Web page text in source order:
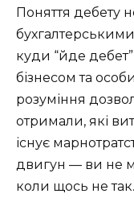
Поняття дебету
куди “йде
бізнесом та
розуміння
отримали, які
існує
двигун — ви не
коли щось не так.